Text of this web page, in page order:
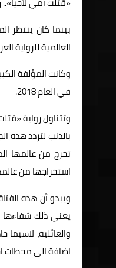
بينما كان ينتظر
العالمية للرواية
في العام 2018.
وتتناول رواية
بالذنب لتردد
تخرج من عالمها
استخراجها من
ويبدو أن هذه
يعني ذلك شفاءها
والعائلية،
اضافة الى محطات